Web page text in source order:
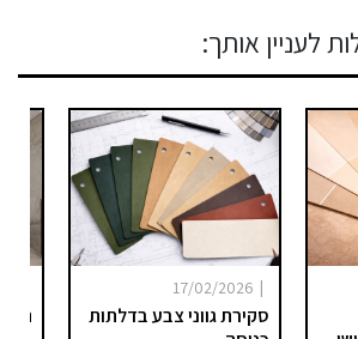
לעניין אותך:
|
17/02/2026
סקירת גווני צבע בדלתות